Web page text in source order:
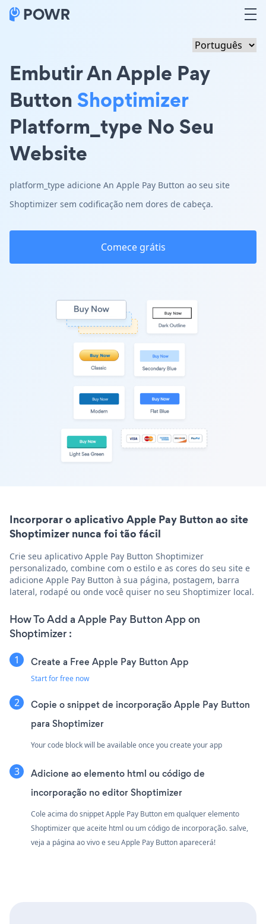
Embutir An Apple Pay
ButtonShoptimizer
Platform_type No Seu
Website
platform_type adicione An Apple Pay Button ao seu site
Shoptimizer sem codificação nem dores de cabeça.
Comece grátis
Incorporar o aplicativo Apple Pay Button ao site
Shoptimizer nunca foi tão fácil
Crie seu aplicativo Apple Pay Button Shoptimizer
personalizado, combine com o estilo e as cores do seu site e
adicione Apple Pay Button à sua página, postagem, barra
lateral, rodapé ou onde você quiser no seu Shoptimizer local.
How To Add a Apple Pay Button App on
Shoptimizer :
Create a Free Apple Pay Button App
Start for free now
Copie o snippet de incorporação Apple Pay Button
para Shoptimizer
Your code block will be available once you create your app
Adicione ao elemento html ou código de
incorporação no editor Shoptimizer
Cole acima do snippet Apple Pay Button em qualquer elemento
Shoptimizer que aceite html ou um código de incorporação. salve,
veja a página ao vivo e seu Apple Pay Button aparecerá!